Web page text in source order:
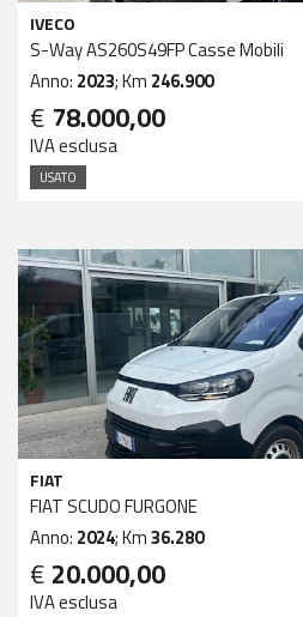
IVECO
S-Way AS260S49FP Casse Mobili
Anno: 2023; Km 246.900
€ 78.000,00
IVA esclusa
USATO
FIAT
FIAT SCUDO FURGONE
Anno: 2024; Km36.280
€ 20.000,00
IVA esclusa